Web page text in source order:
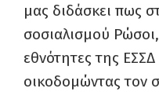
μας διδάσκει πως
σοσιαλισμού
εθνότητες της
οικοδομώντας τον